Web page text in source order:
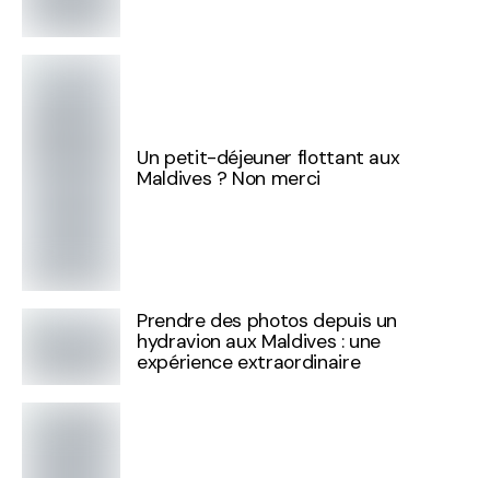
Un petit-déjeuner flottant aux
Maldives ? Non merci
Prendre des photos depuis un
hydravion aux Maldives : une
expérience extraordinaire